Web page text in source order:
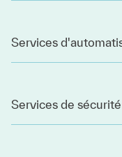
Services
Services de